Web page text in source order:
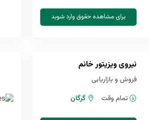
برای مشاهده حقوق وارد شوید
نیروی ویزیتور خانم
فروش و بازاریابی
تمام وقت
گرگان